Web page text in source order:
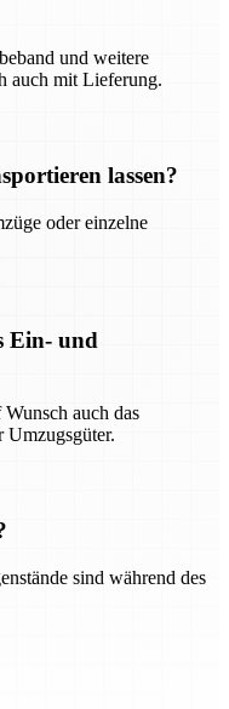
und weitere
auch mit Lieferung.
lassen?
oder einzelne
Ein- und
auch das
Umzugsgüter.
sind während des